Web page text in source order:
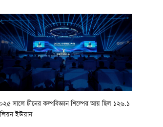
সালে চীনের কল্পবিজ্ঞান শিল্পের আয় ছিল ১২৬.১
ইউয়ান